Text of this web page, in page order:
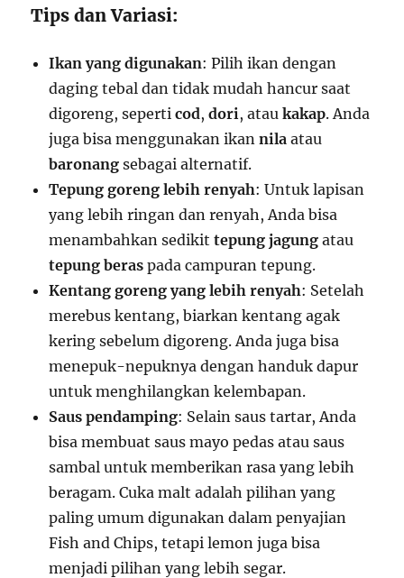
Tips dan Variasi:
Ikan yang digunakan: Pilih ikan dengan
daging tebal dan tidak mudah hancur saat
digoreng, seperticod,dori, ataukakap. Anda
juga bisa menggunakan ikannila atau
baronang sebagai alternatif.
Tepung goreng lebih renyah: Untuk lapisan
yang lebih ringan dan renyah, Anda bisa
menambahkan sedikittepung jagung atau
tepung beras pada campuran tepung.
Kentang goreng yang lebih renyah: Setelah
merebus kentang, biarkan kentang agak
kering sebelum digoreng. Anda juga bisa
menepuk-nepuknya dengan handuk dapur
untuk menghilangkan kelembapan.
Saus pendamping: Selain saus tartar, Anda
bisa membuat saus mayo pedas atau saus
sambal untuk memberikan rasa yang lebih
beragam. Cuka malt adalah pilihan yang
paling umum digunakan dalam penyajian
Fish and Chips, tetapi lemon juga bisa
menjadi pilihan yang lebih segar.